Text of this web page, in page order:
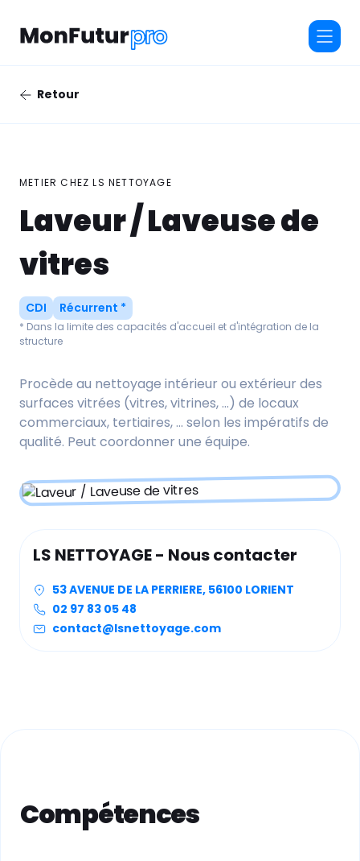
Retour
METIER CHEZLS NETTOYAGE
Laveur / Laveuse de
vitres
CDI Récurrent *
* Dans la limite des capacités d'accueil et d'intégration de la
structure
Procède au nettoyage intérieur ou extérieur des
surfaces vitrées (vitres, vitrines, ...) de locaux
commerciaux, tertiaires, ... selon les impératifs de
qualité. Peut coordonner une équipe.
LS NETTOYAGE - Nous contacter
53 AVENUE DE LA PERRIERE, 56100 LORIENT
02 97 83 05 48
contact@lsnettoyage.com
Compétences